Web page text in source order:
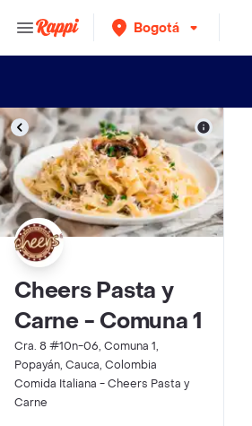
Bogotá
Cheers Pasta y
Carne - Comuna 1
Cra. 8 #10n-06, Comuna 1,
Popayán, Cauca, Colombia
Comida Italiana - Cheers Pasta y
Carne